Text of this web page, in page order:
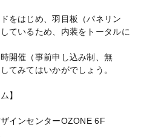
をはじめ、羽目板（パネリン
ているため、内装をトータルに
開催（事前申し込み制、無
てみてはいかがでしょう。
】
インセンターOZONE 6F